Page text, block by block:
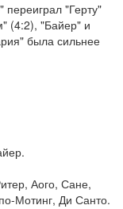
"Герту"
(4:2), "Байер" и
была сильнее
Аого, Сане,
Мотинг, Ди Санто.